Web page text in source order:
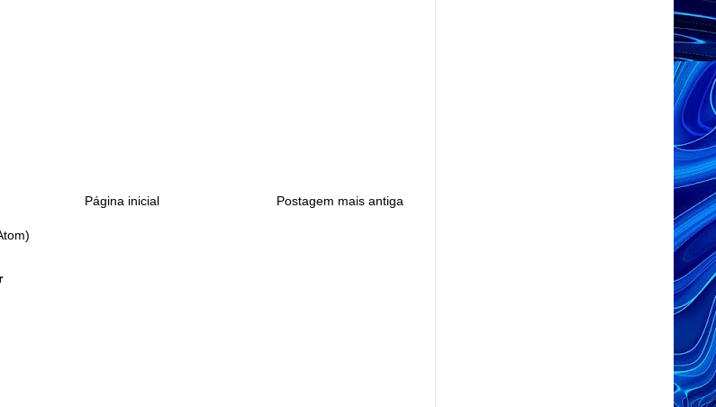
Postagem mais antiga
Página inicial